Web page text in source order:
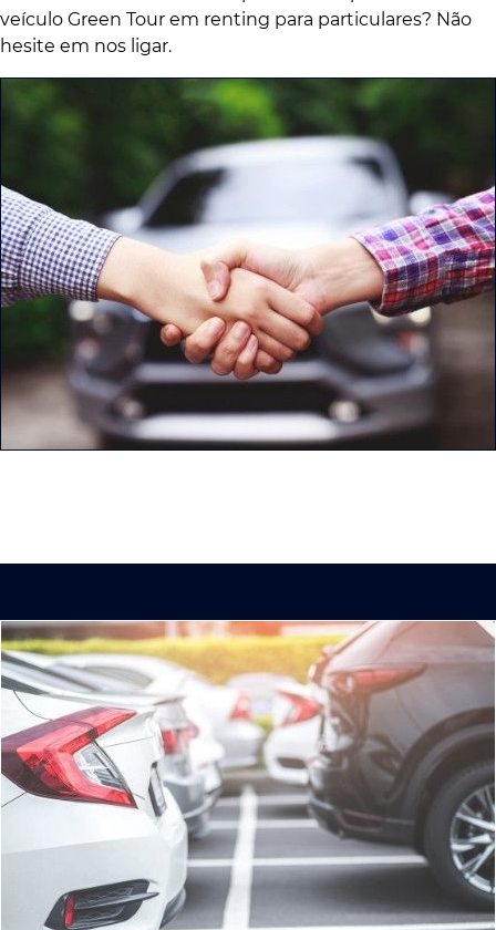
veículo Green Tour em renting para particulares? Não
hesite em nos ligar.